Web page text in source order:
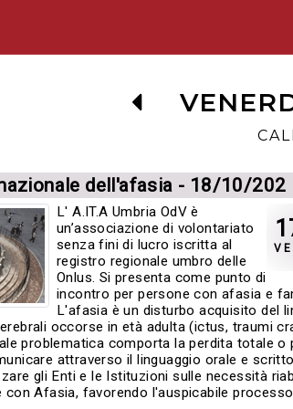
dell'afasia - 18/10/202
L' A.IT.A Umbria OdV è
un’associazione di volontariato
senza fini di lucro iscritta al
registro regionale umbro delle
Onlus. Si presenta come punto di
incontro per persone con afasia e
L'afasia è un disturbo acquisito del
occorse in età adulta (ictus, traumi
problematica comporta la perdita totale o
attraverso il linguaggio orale e
gli Enti e le Istituzioni sulle necessità
con Afasia, favorendo l'auspicabile